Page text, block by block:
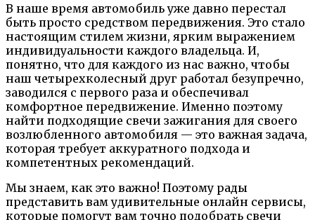
В наше время автомобиль уже давно перестал
быть просто средством передвижения. Это стало
настоящим стилем жизни, ярким выражением
индивидуальности каждого владельца. И,
понятно, что для каждого из нас важно, чтобы
наш четырехколесный друг работал безупречно,
заводился с первого раза и обеспечивал
комфортное передвижение. Именно поэтому
найти подходящие свечи зажигания для своего
возлюбленного автомобиля — это важная задача,
которая требует аккуратного подхода и
компетентных рекомендаций.
Мы знаем, как это важно! Поэтому рады
представить вам удивительные онлайн сервисы,
которые помогут вам точно подобрать свечи